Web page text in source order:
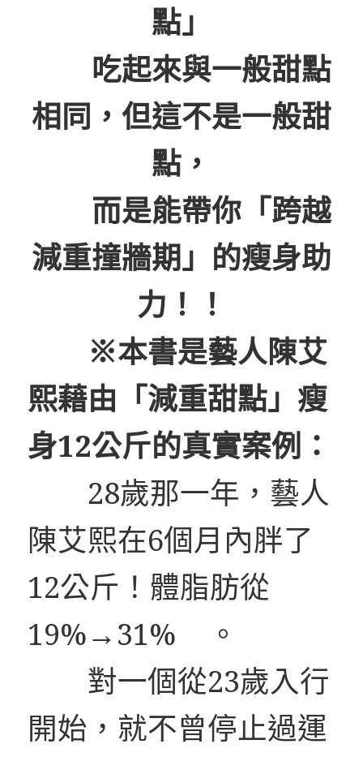
點」
吃起來與一般甜點
相同，但這不是一般甜
點，
而是能帶你「跨越
減重撞牆期」的瘦身助
力！！
※本書是藝人陳艾
熙藉由「減重甜點」瘦
身12公斤的真實案例：
28歲那一年，藝人
陳艾熙在6個月內胖了
12公斤！體脂肪從
19%→31% 。
對一個從23歲入行
開始，就不曾停止過運